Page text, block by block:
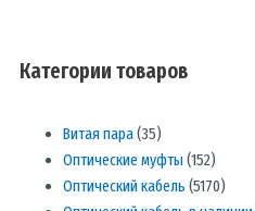
Категории товаров
Витая пара(35)
Оптические муфты(152)
Оптический кабель (5170)